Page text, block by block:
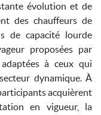
évolution et de
des chauffeurs de
de capacité lourde
proposées par
à ceux qui
dynamique. À
acquièrent
en vigueur, la